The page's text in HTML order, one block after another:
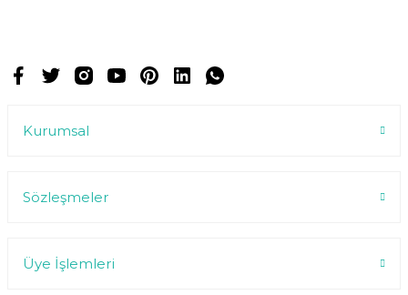
Kurumsal
Sözleşmeler
Üye İşlemleri